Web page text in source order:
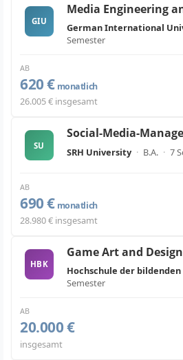
GIU
Media Engineering
German International
Semester
AB
620 € monatlich
26.005 € insgesamt
SU
Social-Media-
SRH University · B.A. · 7
AB
690 € monatlich
28.980 € insgesamt
HBK
Game Art and Design
Hochschule der bildenden
Semester
AB
20.000 €
insgesamt